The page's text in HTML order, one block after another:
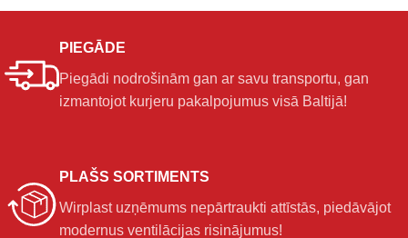
PIEGĀDE
Piegādi nodrošinām gan ar savu transportu, gan
izmantojot kurjeru pakalpojumus visā Baltijā!
PLAŠS SORTIMENTS
Wirplast uzņēmums nepārtraukti attīstās, piedāvājot
modernus ventilācijas risinājumus!